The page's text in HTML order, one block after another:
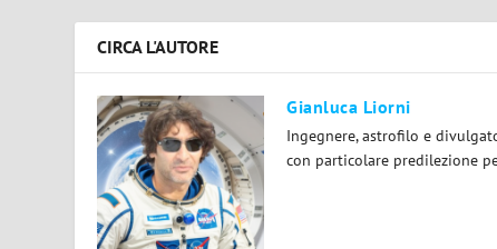
CIRCA L'AUTORE
Gianluca Liorni
Ingegnere, astrofilo e
con particolare predilezione